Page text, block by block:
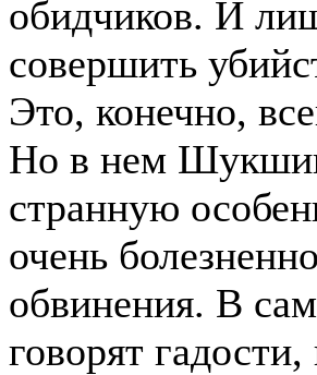
обидчиков. И
совершить
Это, конечно,
Но в нем Шукшин
странную
очень
обвинения. В
говорят